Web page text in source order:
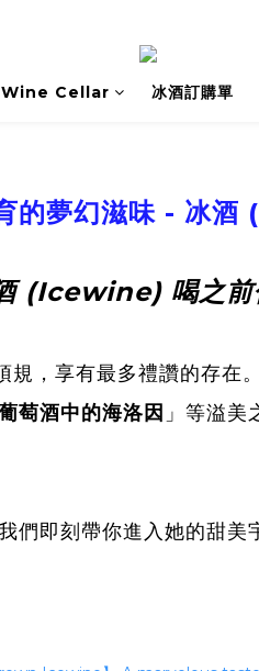
Cellar 冰酒訂購單
的夢幻滋味 - 冰
(Icewine) 喝之前
，享有最多禮讚的存在。
萄酒中的海洛因 」等溢美
們即刻 帶你進入她的甜美